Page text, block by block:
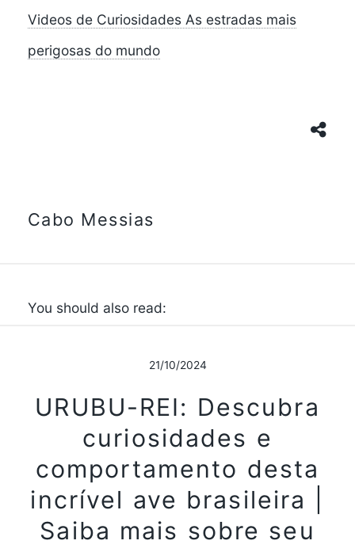
Videos de Curiosidades As estradas mais
perigosas do mundo
Cabo Messias
You should also read:
21/10/2024
URUBU-REI: Descubra
curiosidades e
comportamento desta
incrível ave brasileira |
Saiba mais sobre seu